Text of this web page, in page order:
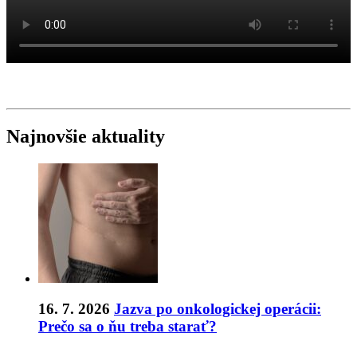
Najnovšie aktuality
16. 7. 2026 Jazva po onkologickej operácii:
Prečo sa o ňu treba starať?